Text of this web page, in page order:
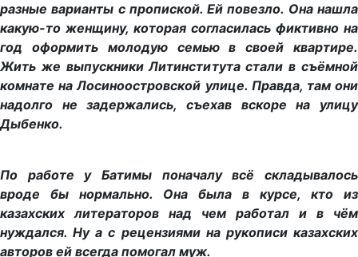
разные варианты с пропиской. Ей повезло. Она нашла
какую-то женщину, которая согласилась фиктивно на
год оформить молодую семью в своей квартире.
Жить же выпускники Литинститута стали в съёмной
комнате на Лосиноостровской улице. Правда, там они
надолго не задержались, съехав вскоре на улицу
Дыбенко.
По работе у Батимы поначалу всё складывалось
вроде бы нормально. Она была в курсе, кто из
казахских литераторов над чем работал и в чём
нуждался. Ну а с рецензиями на рукописи казахских
авторов ей всегда помогал муж.